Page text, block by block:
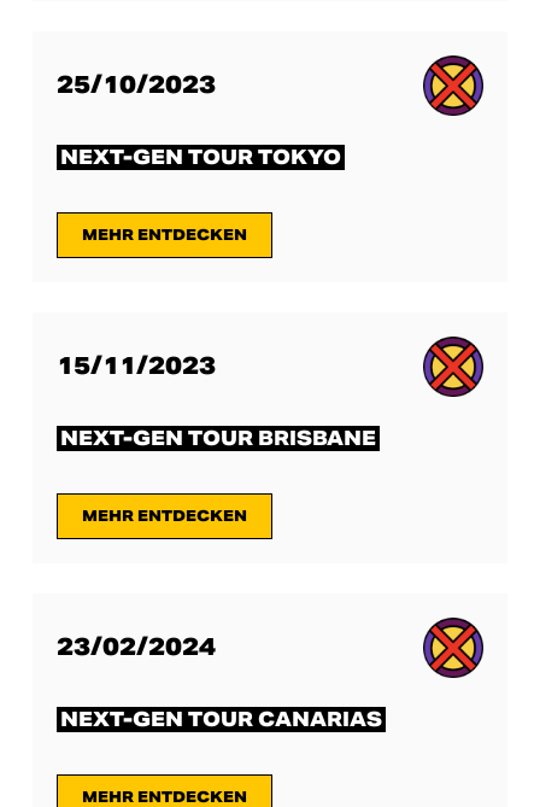
25/10/2023
NEXT-GEN TOUR TOKYO
MEHR ENTDECKEN
15/11/2023
NEXT-GEN TOUR BRISBANE
MEHR ENTDECKEN
23/02/2024
NEXT-GEN TOUR CANARIAS
MEHR ENTDECKEN